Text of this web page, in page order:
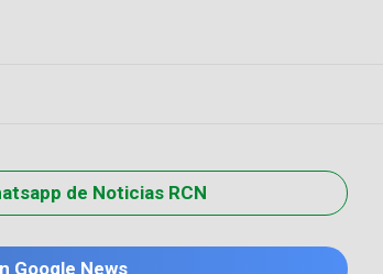
de Noticias RCN
Google News